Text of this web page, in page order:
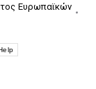
Ευρωπαϊκών